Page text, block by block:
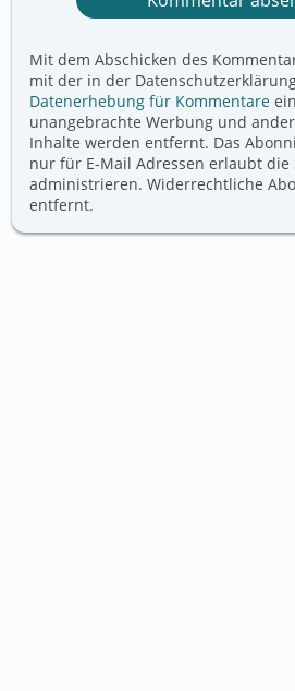
Mit dem Abschicken des
mit der in der
Datenerhebung für Kommentare
unangebrachte Werbung und
Inhalte werden entfernt. Das
nur für E-Mail Adressen erlaubt die
administrieren. Widerrechtliche
entfernt.